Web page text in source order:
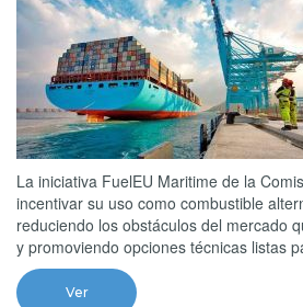
La iniciativa FuelEU Maritime de la
incentivar su uso como combustible
reduciendo los obstáculos del mercado
y promoviendo opciones técnicas listas
Ver